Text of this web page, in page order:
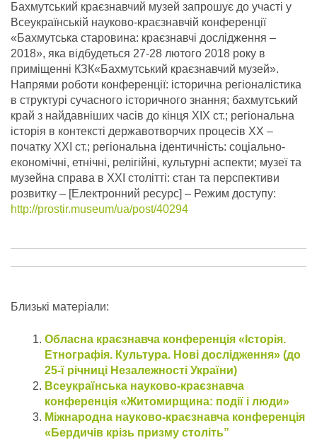
Бахмутський краєзнавчий музей запрошує до участі у
Всеукраїнській науково-краєзнавчій конференції
«Бахмутська старовина: краєзнавчі дослідження –
2018», яка відбудеться 27-28 лютого 2018 року в
приміщенні КЗК«Бахмутський краєзнавчий музей».
Напрями роботи конференції: історична регіоналістика
в структурі сучасного історичного знання; бахмутський
край з найдавніших часів до кінця ХІХ ст.; регіональна
історія в контексті державотворчих процесів ХХ –
початку ХХІ ст.; регіональна ідентичність: соціально-
економічні, етнічні, релігійні, культурні аспекти; музеї та
музейна справа в ХХІ столітті: стан та перспективи
розвитку – [Електронний ресурс] – Режим доступу:
http://prostir.museum/ua/post/40294
Близькі матеріали:
Обласна краєзнавча конференція «Історія.
Етнографія. Культура. Нові дослідження» (до
25-ї річниці Незалежності України)
Всеукраїнська науково-краєзнавча
конференція «Житомирщина: події і люди»
Міжнародна науково-краєзнавча конференція
«Бердичів крізь призму століть”